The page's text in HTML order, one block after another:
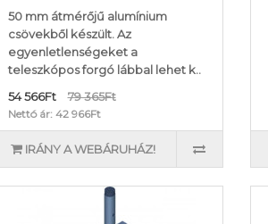
50 mm átmérőjű alumínium
csövekből készült. Az
egyenletlenségeket a
teleszkópos forgó lábbal lehet k..
54 566Ft
79 365Ft
Nettó ár: 42 966Ft
IRÁNY A WEBÁRUHÁZ!